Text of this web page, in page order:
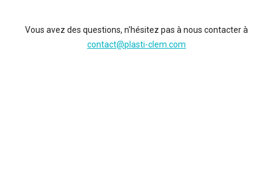
Vous avez des questions, n'hésitez pas à nous contacter à
contact@plasti-clem.com